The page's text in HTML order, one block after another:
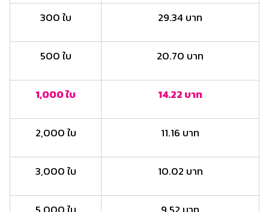
300 ใบ 29.34 บาท
500 ใบ 20.70 บาท
1,000 ใบ 14.22 บาท
2,000 ใบ 11.16 บาท
3,000 ใบ 10.02 บาท